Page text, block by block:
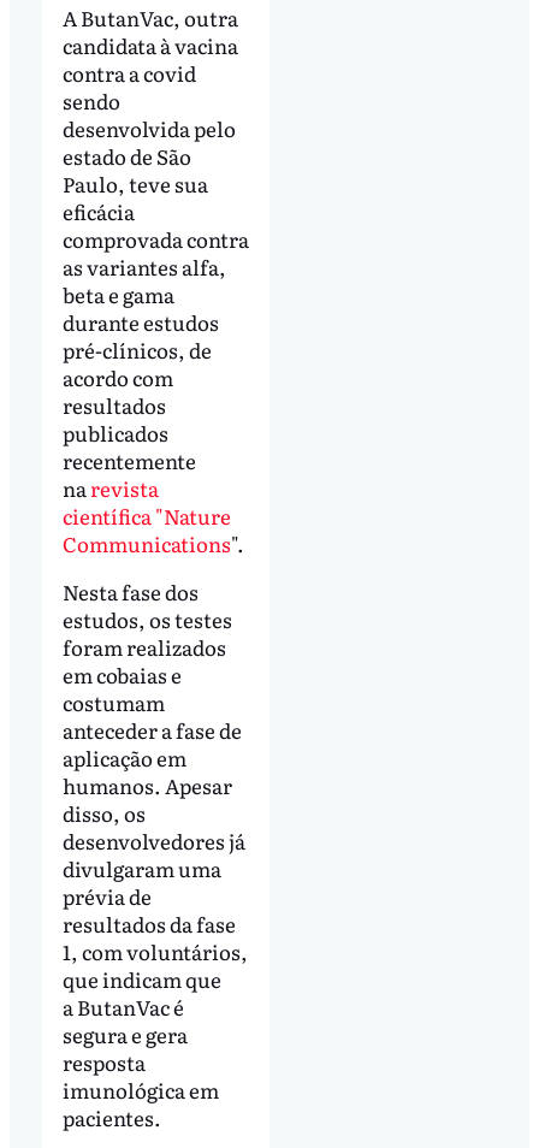
A ButanVac, outra
candidata à vacina
contra a covid
sendo
desenvolvida pelo
estado de São
Paulo, teve sua
eficácia
comprovada contra
as variantes alfa,
beta e gama
durante estudos
pré-clínicos, de
acordo com
resultados
publicados
recentemente
na revista
científica "Nature
Communications".
Nesta fase dos
estudos, os testes
foram realizados
em cobaias e
costumam
anteceder a fase de
aplicação em
humanos. Apesar
disso, os
desenvolvedores já
divulgaram uma
prévia de
resultados da fase
1, com voluntários,
que indicam que
a ButanVac é
segura e gera
resposta
imunológica em
pacientes.